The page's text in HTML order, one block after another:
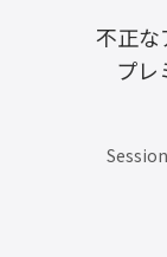
不正な
プレ